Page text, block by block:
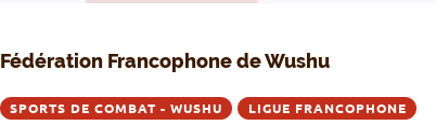
Fédération Francophone de Wushu
SPORTS DE COMBAT - WUSHU LIGUE FRANCOPHONE